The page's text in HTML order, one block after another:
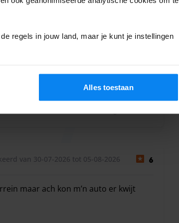
regels in jouw land, maar je kunt je instellingen
Alles toestaan
van de
van 30-07-2026 tot 05-08-2026 6
maar ach kon m’n auto er kwijt